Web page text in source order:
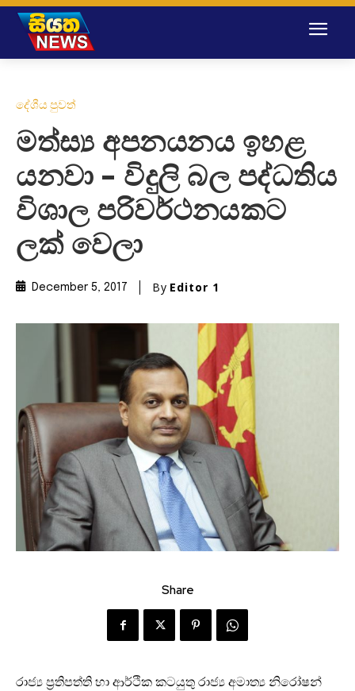
දේශීය පුවත්
මත්ස්‍ය අපනයනය ඉහළ
යනවා – විදුලි බල පද්ධතිය
විශාල පරිවර්ථනයකට
ලක් වෙලා
December 5, 2017 By Editor 1
Share
රාජ්‍ය ප්‍රතිපත්ති හා ආර්ථික කටයුතු රාජ්‍ය අමාත්‍ය නිරෝෂන්